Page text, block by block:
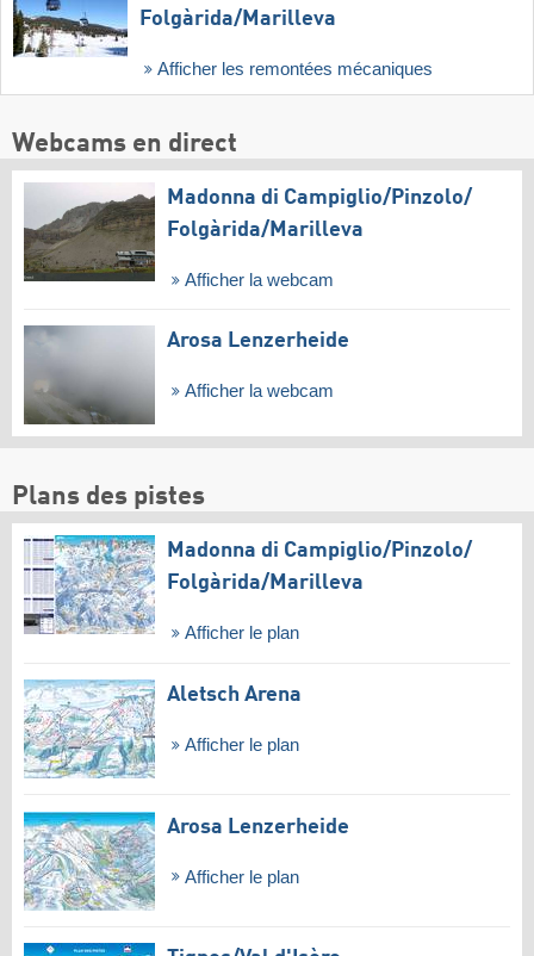
Folgàrida/​Marilleva
Afficher les remontées mécaniques
Webcams en direct
Madonna di Campiglio/​Pinzolo/​
Folgàrida/​Marilleva
Afficher la webcam
Arosa Lenzerheide
Afficher la webcam
Plans des pistes
Madonna di Campiglio/​Pinzolo/​
Folgàrida/​Marilleva
Afficher le plan
Aletsch Arena
Afficher le plan
Arosa Lenzerheide
Afficher le plan